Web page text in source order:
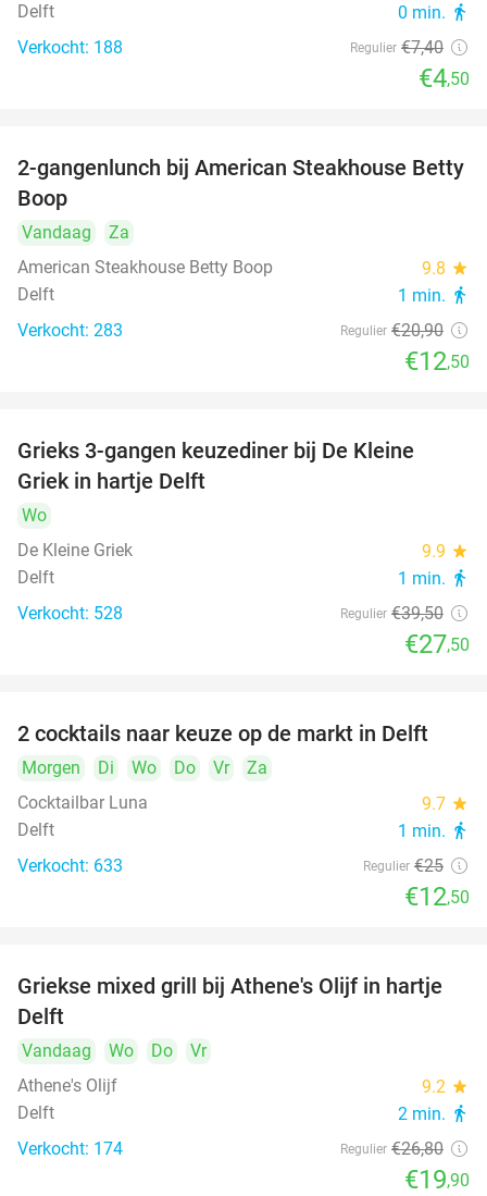
Delft 0 min. directions_walk
Verkocht: 188 Regulier €7,40
€4,50
40%
2-gangenlunch bij American Steakhouse Betty
Boop
Vandaag
Za
American Steakhouse Betty Boop
9.8 star
Delft 1 min. directions_walk
Verkocht: 283 Regulier €20,90
€12,50
Grieks 3-gangen keuzediner bij De Kleine
Griek in hartje Delft
Wo
De Kleine Griek
9.9 star
Delft 1 min. directions_walk
Verkocht: 528 Regulier €39,50
€27,50
50%
2 cocktails naar keuze op de markt in Delft
Morgen Di Wo Do Vr
Za
Cocktailbar Luna
9.7 star
Delft 1 min. directions_walk
Verkocht: 633 Regulier €25
€12,50
26%
Griekse mixed grill bij Athene's Olijf in hartje
Delft
Vandaag Wo Do
Vr
Athene's Olijf
9.2 star
Delft 2 min. directions_walk
Verkocht: 174 Regulier €26,80
€19,90